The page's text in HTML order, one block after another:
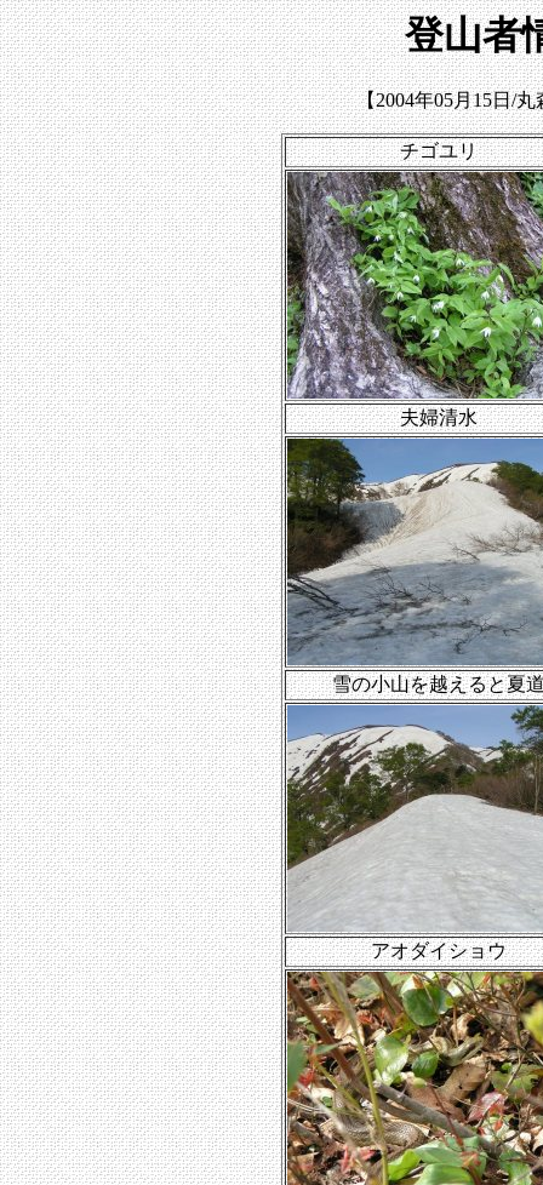
登山者
【2004年05月15日/
チゴユリ
夫婦清水
雪の小山を越えると夏
アオダイショウ